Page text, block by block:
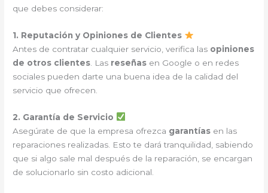
que debes considerar:
1. Reputación y Opiniones de Clientes
Antes de contratar cualquier servicio, verifica las opiniones
de otros clientes . Las reseñas en Google o en redes
sociales pueden darte una buena idea de la calidad del
servicio que ofrecen.
2. Garantía de Servicio
Asegúrate de que la empresa ofrezca garantías en las
reparaciones realizadas. Esto te dará tranquilidad, sabiendo
que si algo sale mal después de la reparación, se encargan
de solucionarlo sin costo adicional.